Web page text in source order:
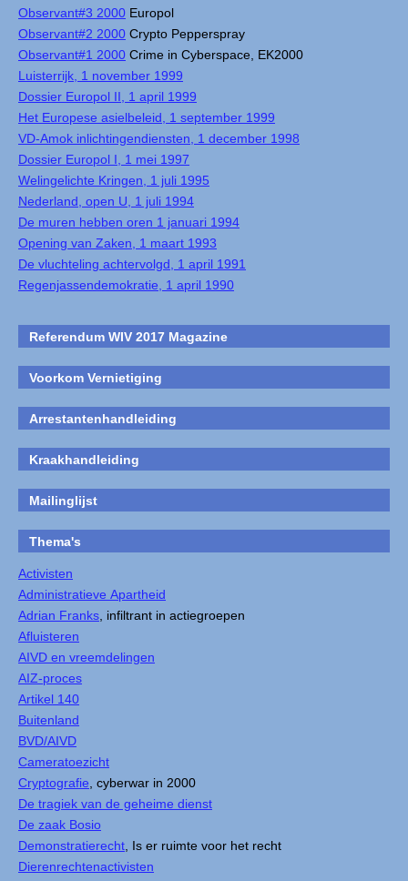
Observant#3 2000 Europol
Observant#2 2000 Crypto Pepperspray
Observant#1 2000 Crime in Cyberspace, EK2000
Luisterrijk, 1 november 1999
Dossier Europol II, 1 april 1999
Het Europese asielbeleid, 1 september 1999
VD-Amok inlichtingendiensten, 1 december 1998
Dossier Europol I, 1 mei 1997
Welingelichte Kringen, 1 juli 1995
Nederland, open U, 1 juli 1994
De muren hebben oren 1 januari 1994
Opening van Zaken, 1 maart 1993
De vluchteling achtervolgd, 1 april 1991
Regenjassendemokratie, 1 april 1990
Referendum WIV 2017 Magazine
Voorkom Vernietiging
Arrestantenhandleiding
Kraakhandleiding
Mailinglijst
Thema's
Activisten
Administratieve Apartheid
Adrian Franks , infiltrant in actiegroepen
Afluisteren
AIVD en vreemdelingen
AIZ-proces
Artikel 140
Buitenland
BVD/AIVD
Cameratoezicht
Cryptografie , cyberwar in 2000
De tragiek van de geheime dienst
De zaak Bosio
Demonstratierecht , Is er ruimte voor het recht
Dierenrechtenactivisten